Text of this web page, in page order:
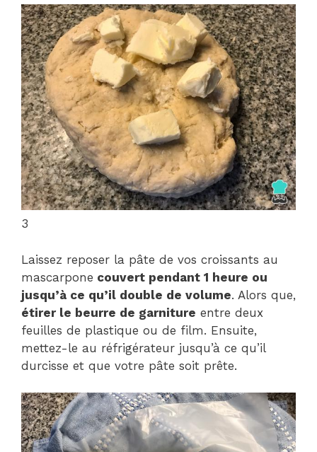
3
Laissez reposer la pâte de vos croissants au
mascarpone couvert pendant 1 heure ou
jusqu’à ce qu’il double de volume. Alors que,
étirer le beurre de garniture entre deux
feuilles de plastique ou de film. Ensuite,
mettez-le au réfrigérateur jusqu’à ce qu’il
durcisse et que votre pâte soit prête.